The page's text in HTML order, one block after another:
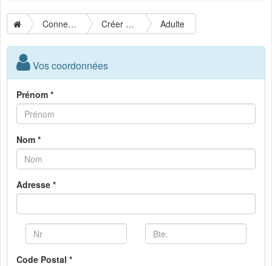
Connexion Créer un compte Adulte
Vos coordonnées
Prénom *
Nom *
Adresse *
Code Postal *